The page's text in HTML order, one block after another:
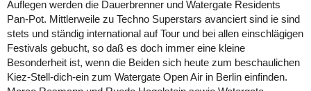
Auflegen werden die Dauerbrenner und Watergate Residents
Pan-Pot. Mittlerweile zu Techno Superstars avanciert sind ie sind
stets und ständig international auf Tour und bei allen einschlägigen
Festivals gebucht, so daß es doch immer eine kleine
Besonderheit ist, wenn die Beiden sich heute zum beschaulichen
Kiez-Stell-dich-ein zum Watergate Open Air in Berlin einfinden.